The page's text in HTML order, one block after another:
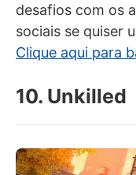
desafios com os
sociais se quiser
Clique aqui para
10. Unkilled